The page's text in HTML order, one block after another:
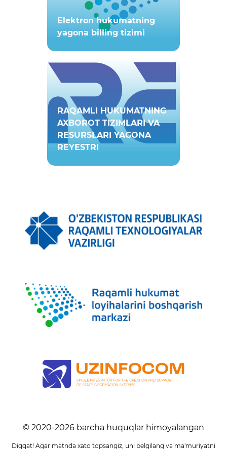
Elektron hukumatning
yagona billing tizimi
RAQAMLI HUKUMATNING
AXBOROT TIZIMLARI VA
RESURSLARI YAGONA
REYESTRI
© 2020-2026 barcha huquqlar himoyalangan
Diqqat! Agar matnda xato topsangiz, uni belgilang va ma'muriyatni